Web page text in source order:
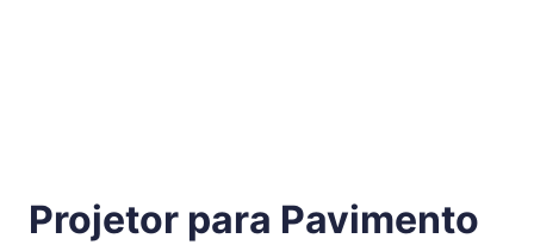
Projetor para Pavimento